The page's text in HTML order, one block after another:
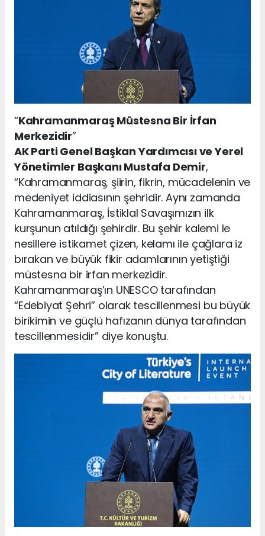
“Kahramanmaraş Müstesna Bir İrfan
Merkezidir”
AK Parti Genel Başkan Yardımcısı ve Yerel
Yönetimler Başkanı Mustafa Demir,
“Kahramanmaraş, şiirin, fikrin, mücadelenin ve
medeniyet iddiasının şehridir. Aynı zamanda
Kahramanmaraş, İstiklal Savaşımızın ilk
kurşunun atıldığı şehirdir. Bu şehir kalemi le
nesillere istikamet çizen, kelamı ile çağlara iz
bırakan ve büyük fikir adamlarının yetiştiği
müstesna bir irfan merkezidir.
Kahramanmaraş’ın UNESCO tarafından
“Edebiyat Şehri” olarak tescillenmesi bu büyük
birikimin ve güçlü hafızanın dünya tarafından
tescillenmesidir” diye konuştu.